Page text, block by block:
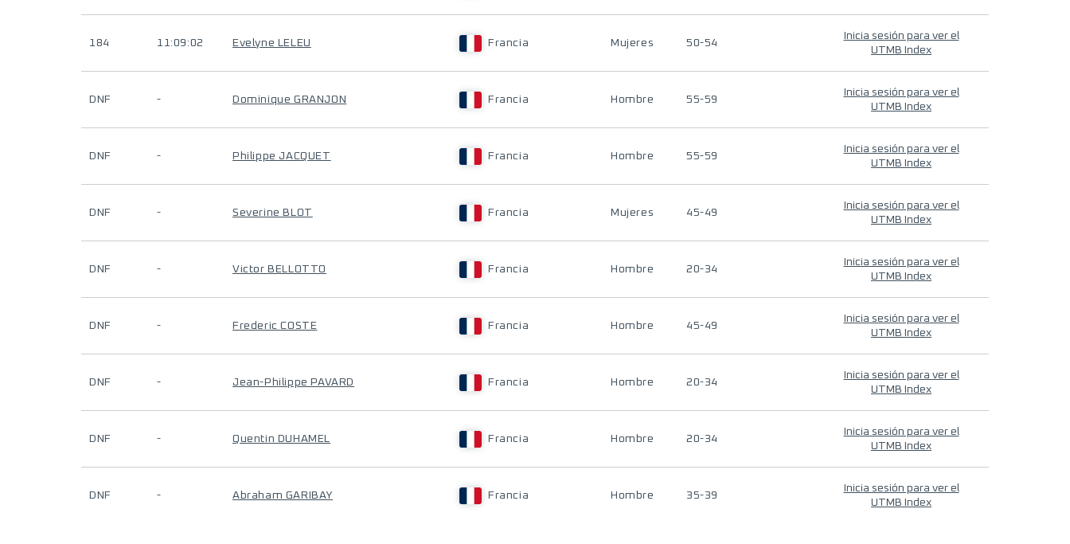
184 11:09:02 Evelyne LELEU Francia Mujeres 50-54
Inicia sesión para ver el
UTMB Index
DNF - Dominique GRANJON Francia Hombre 55-59
Inicia sesión para ver el
UTMB Index
DNF - Philippe JACQUET Francia Hombre 55-59
Inicia sesión para ver el
UTMB Index
DNF - Severine BLOT Francia Mujeres 45-49
Inicia sesión para ver el
UTMB Index
DNF - Victor BELLOTTO Francia Hombre 20-34
Inicia sesión para ver el
UTMB Index
DNF - Frederic COSTE Francia Hombre 45-49
Inicia sesión para ver el
UTMB Index
DNF - Jean-Philippe PAVARD Francia Hombre 20-34
Inicia sesión para ver el
UTMB Index
DNF - Quentin DUHAMEL Francia Hombre 20-34
Inicia sesión para ver el
UTMB Index
DNF - Abraham GARIBAY Francia Hombre 35-39
Inicia sesión para ver el
UTMB Index